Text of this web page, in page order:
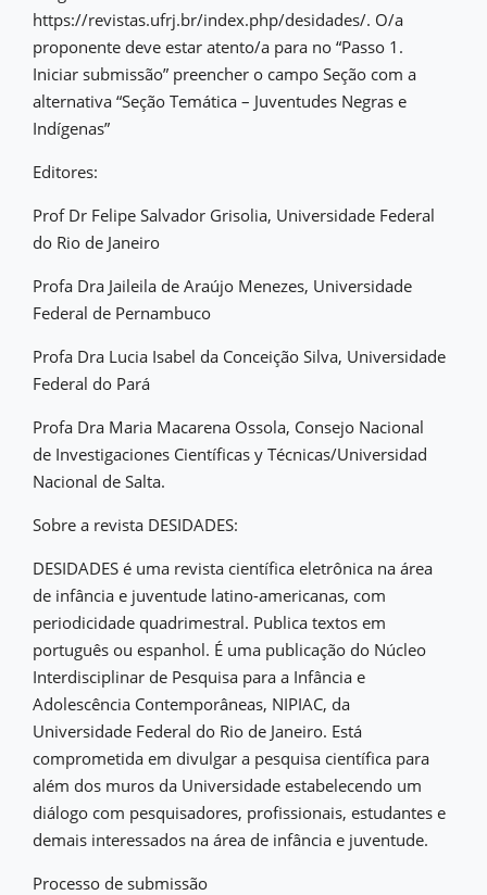
https://revistas.ufrj.br/index.php/desidades/. O/a
proponente deve estar atento/a para no “Passo 1.
Iniciar submissão” preencher o campo Seção com a
alternativa “Seção Temática – Juventudes Negras e
Indígenas”
Editores:
Prof Dr Felipe Salvador Grisolia, Universidade Federal
do Rio de Janeiro
Profa Dra Jaileila de Araújo Menezes, Universidade
Federal de Pernambuco
Profa Dra Lucia Isabel da Conceição Silva, Universidade
Federal do Pará
Profa Dra Maria Macarena Ossola, Consejo Nacional
de Investigaciones Científicas y Técnicas/Universidad
Nacional de Salta.
Sobre a revista DESIDADES:
DESIDADES é uma revista científica eletrônica na área
de infância e juventude latino-americanas, com
periodicidade quadrimestral. Publica textos em
português ou espanhol. É uma publicação do Núcleo
Interdisciplinar de Pesquisa para a Infância e
Adolescência Contemporâneas, NIPIAC, da
Universidade Federal do Rio de Janeiro. Está
comprometida em divulgar a pesquisa científica para
além dos muros da Universidade estabelecendo um
diálogo com pesquisadores, profissionais, estudantes e
demais interessados na área de infância e juventude.
Processo de submissão